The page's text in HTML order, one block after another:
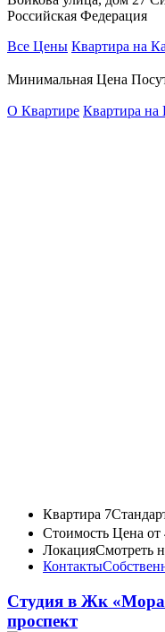
Российская Федерация
Все Цены Квартира на
Минимальная Цена
О Квартире Квартира на
Квартира 7
Стоимость Цена от
ЛокацияСмотреть
Контакты
Студия в Жк
проспект